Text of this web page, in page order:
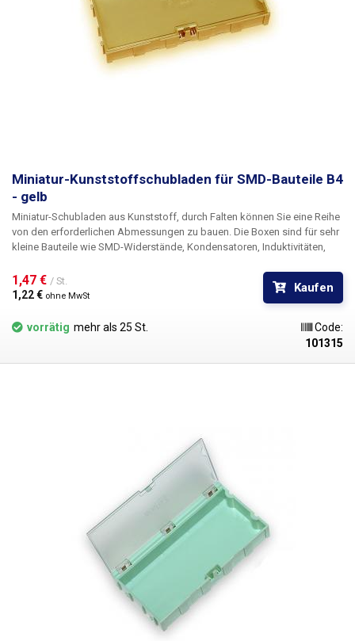
Miniatur-Kunststoffschubladen für SMD-Bauteile B4
- gelb
Miniatur-Schubladen aus Kunststoff, durch Falten können Sie eine Reihe
von den erforderlichen Abmessungen zu bauen. Die Boxen sind für sehr
kleine Bauteile wie SMD-Widerstände, Kondensatoren, Induktivitäten,
Grundbaustein ist eine Kunststoffschublade mit den Innenmaßen 120 ×
53 mm, auf deren Oberseite sich ein durchsichtiger Deckel befindet, der
sich durch eine Feder automatisch öffnet, wenn der Schnabel entfernt
wird.
1,47 € / St.
1,22 € ohne MwSt
Kaufen
vorrätig mehr als 25 St.
Code:
101315